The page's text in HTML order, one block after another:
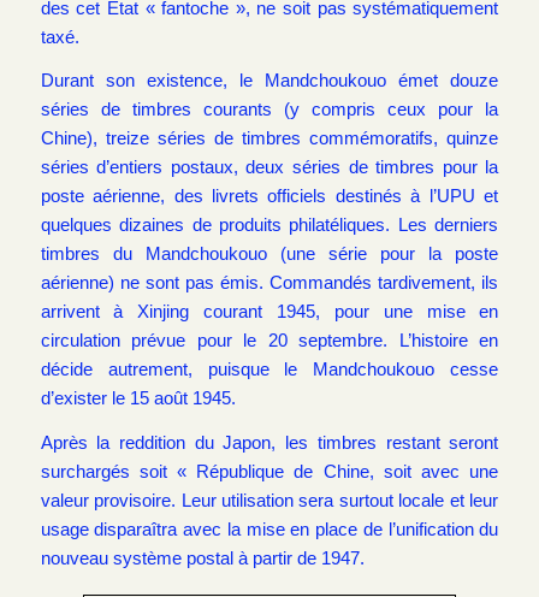
des cet Etat « fantoche », ne soit pas systématiquement
taxé.
Durant son existence, le Mandchoukouo émet douze
séries de timbres courants (y compris ceux pour la
Chine), treize séries de timbres commémoratifs, quinze
séries d’entiers postaux, deux séries de timbres pour la
poste aérienne, des livrets officiels destinés à l’UPU et
quelques dizaines de produits philatéliques. Les derniers
timbres du Mandchoukouo (une série pour la poste
aérienne) ne sont pas émis. Commandés tardivement, ils
arrivent à Xinjing courant 1945, pour une mise en
circulation prévue pour le 20 septembre. L’histoire en
décide autrement, puisque le Mandchoukouo cesse
d’exister le 15 août 1945.
Après la reddition du Japon, les timbres restant seront
surchargés soit « République de Chine, soit avec une
valeur provisoire. Leur utilisation sera surtout locale et leur
usage disparaîtra avec la mise en place de l’unification du
nouveau système postal à partir de 1947.